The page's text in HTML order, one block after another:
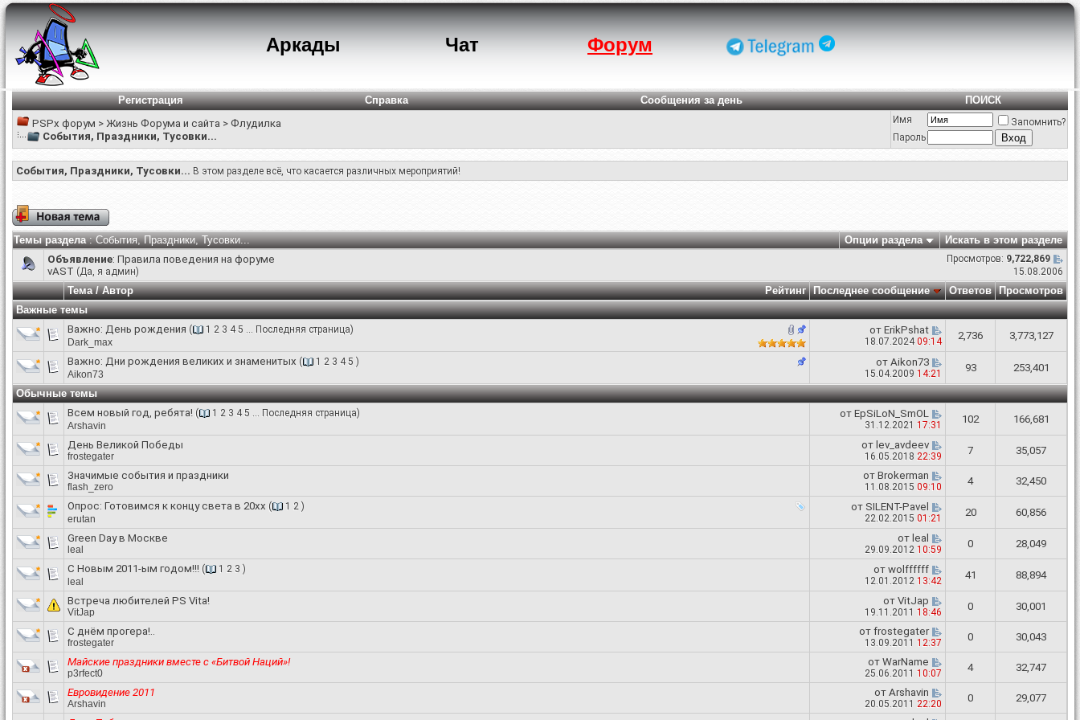
Аркады Чат Форум
Регистрация Справка Сообщения за день
ПОИСК
PSPx форум > Жизнь Форума и сайта > Флудилка
События, Праздники, Тусовки...
Имя
Запомнить?
Пароль
События, Праздники, Тусовки... В этом разделе всё, что касается различных мероприятий!
Темы раздела: События, Праздники, Тусовки... Опции раздела Искать в этом разделе
Просмотров: 9,722,869
Объявление: Правила поведения на форуме
15.08.2006
vAST (Да, я админ)
Рейтинг
Тема/Автор Последнее сообщение Ответов Просмотров
Важные темы
Важно: День рождения ( 1 2 3 4 5 ... Последняя страница)
Dark_max
от ErikPshat
18.07.2024 09:14 2,736 3,773,127
Важно: Дни рождения великих и знаменитых ( 1 2 3 4 5 )
Aikon73
от Aikon73
15.04.2009 14:21 93 253,401
Обычные темы
Всем новый год, ребята! ( 1 2 3 4 5 ... Последняя страница)
Arshavin
от EpSiLoN_SmOL
31.12.2021 17:31 102 166,681
День Великой Победы
frostegater
от lev_avdeev
16.05.2018 22:39 7 35,057
Значимые события и праздники
flash_zero
от Brokerman
11.08.2015 09:10 4 32,450
Опрос: Готовимся к концу света в 20хх ( 1 2 )
erutan
от SILENT-Pavel
22.02.2015 01:21 20 60,856
Green Day в Москве
leal
от leal
29.09.2012 10:59 0 28,049
С Новым 2011-ым годом!!! ( 1 2 3 )
leal
от wolffffff
12.01.2012 13:42 41 88,894
Встреча любителей PS Vita!
VitJap
от VitJap
19.11.2011 18:46 0 30,001
С днём прогера!..
frostegater
от frostegater
13.09.2011 12:37 0 30,043
Майские праздники вместе с «Битвой Наций»!
p3rfect0
от WarName
25.06.2011 10:07 4 32,747
Евровидение 2011
Arshavin
от Arshavin
20.05.2011 22:20 0 29,077